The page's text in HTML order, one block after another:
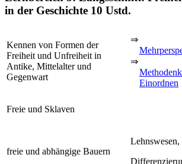
in der Geschichte 10 Ustd.
Kennen von Formen der
Freiheit und Unfreiheit in
Antike, Mittelalter und
Gegenwart
⇒
⇒
Einordnen
Freie und Sklaven
freie und abhängige Bauern